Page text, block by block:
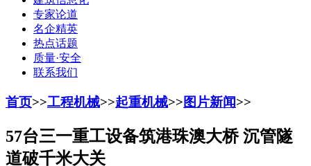
专家论道
名企精英
热点话题
质量·安全
联系我们
首页>>工程机械>>起重机械>>图片新闻>>
57台三一重工设备筑港珠澳大桥 沉管隧
道破千米大关